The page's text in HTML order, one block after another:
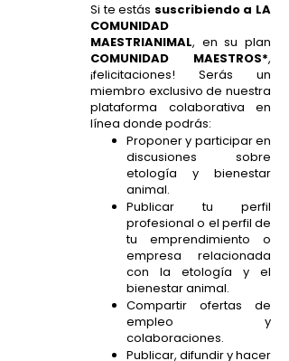
Si te estás suscribiendo a LA
COMUNIDAD
MAESTRIANIMAL, en su plan
COMUNIDAD MAESTROS*,
¡felicitaciones! Serás un
miembro exclusivo de nuestra
plataforma colaborativa en
línea donde podrás:
Proponer y participar en
discusiones sobre
etología y bienestar
animal.
Publicar tu perfil
profesional o el perfil de
tu emprendimiento o
empresa relacionada
con la etología y el
bienestar animal.
Compartir ofertas de
empleo y
colaboraciones.
Publicar, difundir y hacer